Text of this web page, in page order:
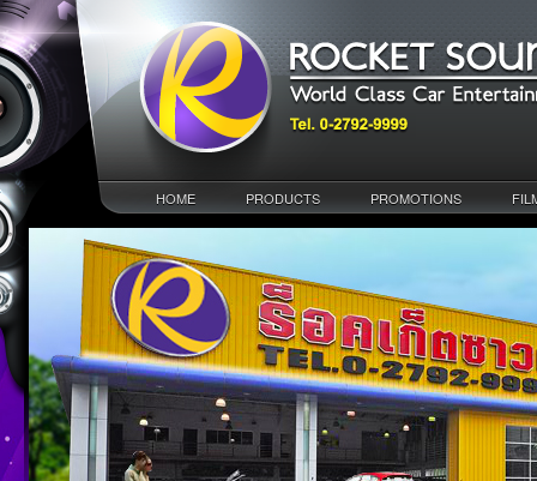
HOME PRODUCTS PROMOTIONS